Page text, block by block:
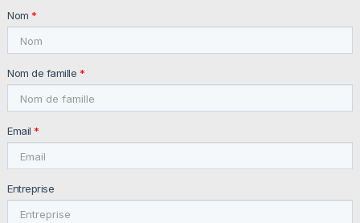
Nom *
Nom de famille *
Email *
Entreprise
VAT: IT11172630961, Tel: +39 02 39 29 5655
© 2026 intranet.ai ™ All rights reserved